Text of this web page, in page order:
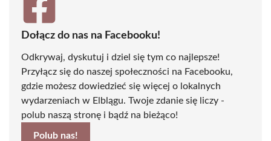
Dołącz do nas na Facebooku!
Odkrywaj, dyskutuj i dziel się tym co najlepsze!
Przyłącz się do naszej społeczności na Facebooku,
gdzie możesz dowiedzieć się więcej o lokalnych
wydarzeniach w Elblągu. Twoje zdanie się liczy -
polub naszą stronę i bądź na bieżąco!
Polub nas!